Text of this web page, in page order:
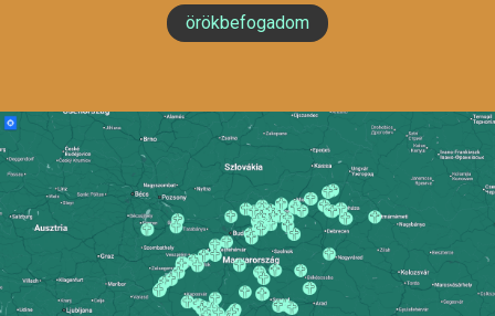
örökbefogadom